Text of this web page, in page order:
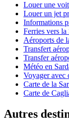
Louer une
Louer un jet
Informations
Ferries vers la
Aéroports de
Transfert
Transfer
Météo en
Voyager avec
Carte de la
Carte de
Autres